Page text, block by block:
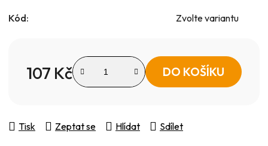
Kód: Zvolte variantu
107 Kč DO KOŠÍKU
Tisk Zeptat se Hlídat Sdílet